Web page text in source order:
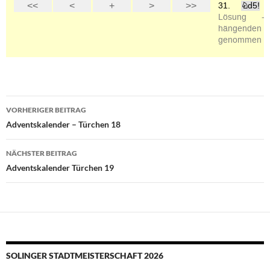
Beitragsnavigation
VORHERIGER BEITRAG
Adventskalender – Türchen 18
NÄCHSTER BEITRAG
Adventskalender Türchen 19
SOLINGER STADTMEISTERSCHAFT 2026